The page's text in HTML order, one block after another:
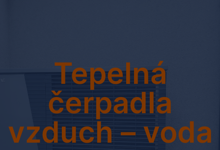
Tepelná
čerpadla
vzduch – voda